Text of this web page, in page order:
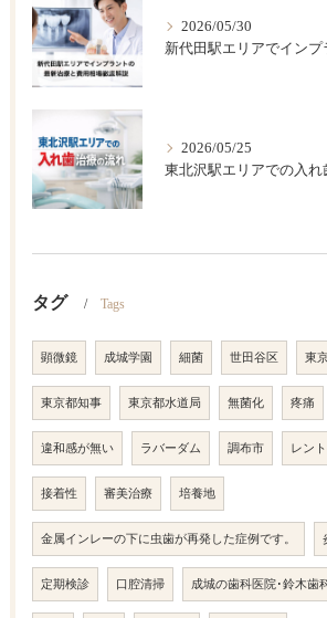
2026/05/30
2026/05/25
東北沢駅エリアでの入れ
タグ Tags
顕微鏡 成城学園 細菌 世田谷区 東
東京都知事 東京都水道局 無菌化 疼痛
違和感が無い ラバーダム 調布市 レン
接着性 審美治療 培養地
金属インレーの下に虫歯が再発した症例です。
定期検診 口腔清掃 成城の歯科医院･鈴木歯